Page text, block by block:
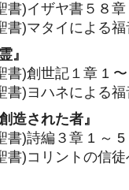
ヤ書５８章 6
による福音
』
記１章 1 〜
による福音
造された者』
書)詩編３章 1 ～ 5
トの信徒へ